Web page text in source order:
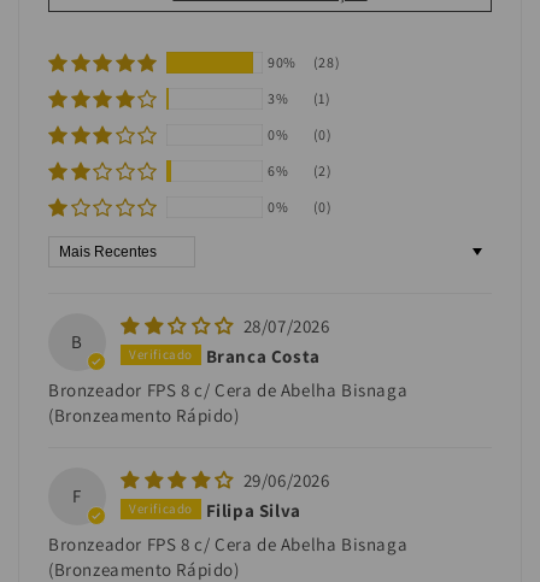
90%
(28)
3%
(1)
0%
(0)
6%
(2)
0%
(0)
Sort by
B
28/07/2026
Branca Costa
Bronzeador FPS 8 c/ Cera de Abelha Bisnaga
(Bronzeamento Rápido)
F
29/06/2026
Filipa Silva
Bronzeador FPS 8 c/ Cera de Abelha Bisnaga
(Bronzeamento Rápido)